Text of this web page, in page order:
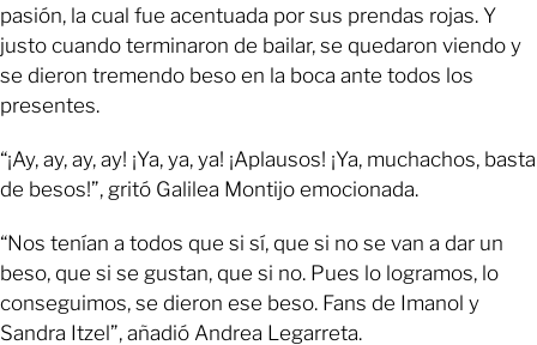
pasión, la cual fue acentuada por sus prendas rojas. Y
justo cuando terminaron de bailar, se quedaron viendo y
se dieron tremendo beso en la boca ante todos los
presentes.
“¡Ay, ay, ay, ay! ¡Ya, ya, ya! ¡Aplausos! ¡Ya, muchachos, basta
de besos!”, gritó Galilea Montijo emocionada.
“Nos tenían a todos que si sí, que si no se van a dar un
beso, que si se gustan, que si no. Pues lo logramos, lo
conseguimos, se dieron ese beso. Fans de Imanol y
Sandra Itzel”, añadió Andrea Legarreta.